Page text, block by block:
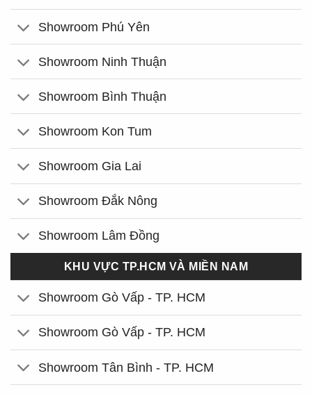
Showroom Phú Yên
Showroom Ninh Thuận
Showroom Bình Thuận
Showroom Kon Tum
Showroom Gia Lai
Showroom Đắk Nông
Showroom Lâm Đồng
KHU VỰC TP.HCM VÀ MIỀN NAM
Showroom Gò Vấp - TP. HCM
Showroom Gò Vấp - TP. HCM
Showroom Tân Bình - TP. HCM